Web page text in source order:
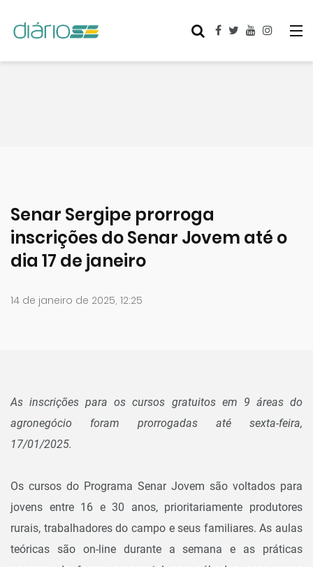
Senar Sergipe prorroga
inscrições do Senar Jovem até o
dia 17 de janeiro
14 de janeiro de 2025, 12:25
As inscrições para os cursos gratuitos em 9 áreas do
agronegócio foram prorrogadas até sexta-feira,
17/01/2025.
Os cursos do Programa Senar Jovem são voltados para
jovens entre 16 e 30 anos, prioritariamente produtores
rurais, trabalhadores do campo e seus familiares. As aulas
teóricas são on-line durante a semana e as práticas